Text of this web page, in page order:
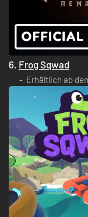
6. Frog Sqwad
Erhältlich ab